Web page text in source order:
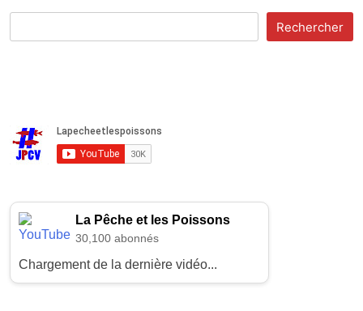
Rechercher
La Pêche et les Poissons
30,100 abonnés
Chargement de la dernière vidéo...